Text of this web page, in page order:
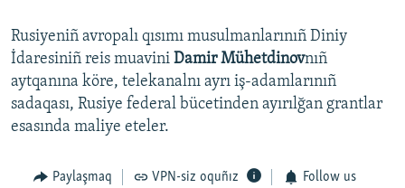
Rusiyeniñ avropalı qısımı musulmanlarınıñ Diniy
İdaresiniñ reis muavini Damir Mühetdinovnıñ
aytqanına köre, telekanalnı ayrı iş-adamlarınıñ
sadaqası, Rusiye federal bücetinden ayırılğan grantlar
esasında maliye eteler.
Paylaşmaq VPN-siz oquñız Follow us